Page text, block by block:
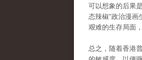
可以想象的后果
态辣椒”政治漫
艰难的生存局面
总之，随着香港